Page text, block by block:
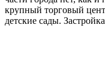
крупный торговый
детские сады.